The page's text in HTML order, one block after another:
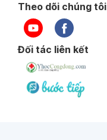
Theo dõi chúng tôi
Đối tác liên kết